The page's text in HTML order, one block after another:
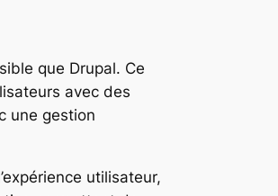
que Drupal. Ce
avec des
une gestion
utilisateur,